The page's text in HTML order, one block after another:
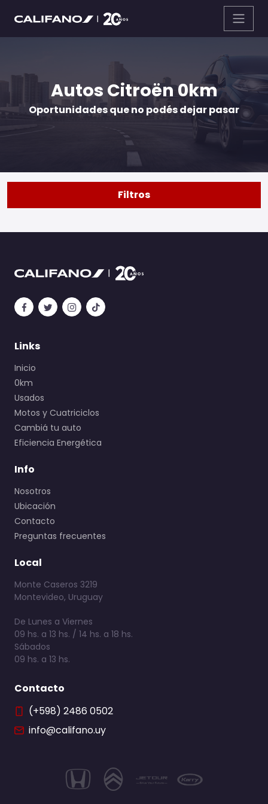
Autos Citroën 0km
Oportunidades que no podés dejar pasar
Filtros
Links
Inicio
0km
Usados
Motos y Cuatriciclos
Cambiá tu auto
Eficiencia Energética
Info
Nosotros
Ubicación
Contacto
Preguntas frecuentes
Local
Monte Caseros 3219
Montevideo, Uruguay
De Lunes a Viernes
09 hs. a 13 hs. / 14 hs. a 18 hs.
Sábados
09 hs. a 13 hs.
Contacto
(+598) 2486 0502
info@califano.uy